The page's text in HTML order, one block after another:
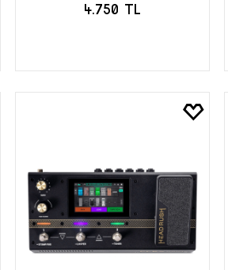
4.750 TL
SEPETE EKLE